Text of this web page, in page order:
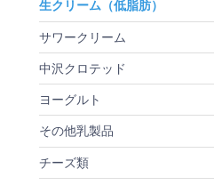
生クリーム（低脂肪）
サワークリーム
中沢クロテッド
ヨーグルト
その他乳製品
チーズ類